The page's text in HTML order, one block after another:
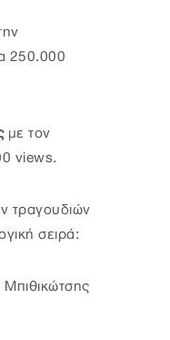
250.000
με τον
views.
τραγουδιών
σειρά: